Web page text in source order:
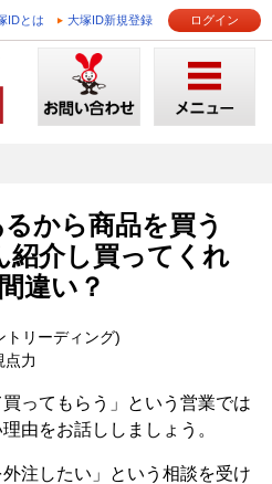
IDとは 大塚ID新規登録 ログイン
から商品を買う
紹介し買ってくれ
違い？
トリーディング)
点力
ってもらう」という営業では
由をお話ししましょう。
注したい」という相談を受け